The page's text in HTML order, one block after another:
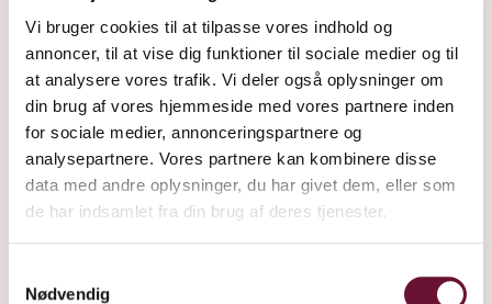
Vi bruger cookies til at tilpasse vores indhold og
annoncer, til at vise dig funktioner til sociale medier og til
at analysere vores trafik. Vi deler også oplysninger om
din brug af vores hjemmeside med vores partnere inden
for sociale medier, annonceringspartnere og
analysepartnere. Vores partnere kan kombinere disse
data med andre oplysninger, du har givet dem, eller som
de har indsamlet fra din brug af deres tjenester.
Nødvendig